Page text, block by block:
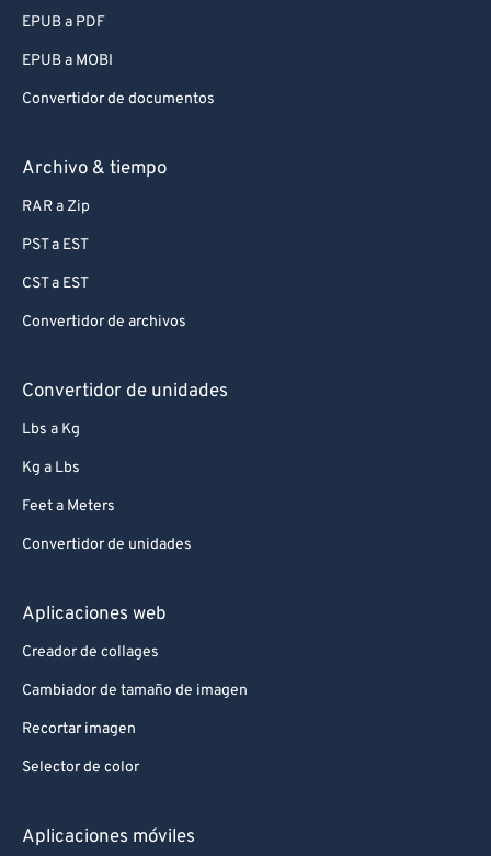
EPUB a PDF
EPUB a MOBI
Convertidor de documentos
Archivo & tiempo
RAR a Zip
PST a EST
CST a EST
Convertidor de archivos
Convertidor de unidades
Lbs a Kg
Kg a Lbs
Feet a Meters
Convertidor de unidades
Aplicaciones web
Creador de collages
Cambiador de tamaño de imagen
Recortar imagen
Selector de color
Aplicaciones móviles